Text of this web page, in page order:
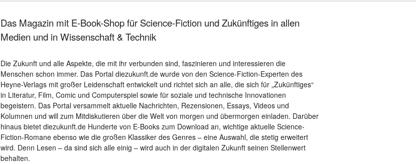
Das Magazin mit E-Book-Shop für Science-Fiction und Zukünftiges in allen
Medien und in Wissenschaft & Technik
Die Zukunft und alle Aspekte, die mit ihr verbunden sind, faszinieren und interessieren die
Menschen schon immer. Das Portal diezukunft.de wurde von den Science-Fiction-Experten des
Heyne-Verlags mit großer Leidenschaft entwickelt und richtet sich an alle, die sich für „Zukünftiges“
in Literatur, Film, Comic und Computerspiel sowie für soziale und technische Innovationen
begeistern. Das Portal versammelt aktuelle Nachrichten, Rezensionen, Essays, Videos und
Kolumnen und will zum Mitdiskutieren über die Welt von morgen und übermorgen einladen. Darüber
hinaus bietet diezukunft.de Hunderte von E-Books zum Download an, wichtige aktuelle Science-
Fiction-Romane ebenso wie die großen Klassiker des Genres – eine Auswahl, die stetig erweitert
wird. Denn Lesen – da sind sich alle einig – wird auch in der digitalen Zukunft seinen Stellenwert
behalten.